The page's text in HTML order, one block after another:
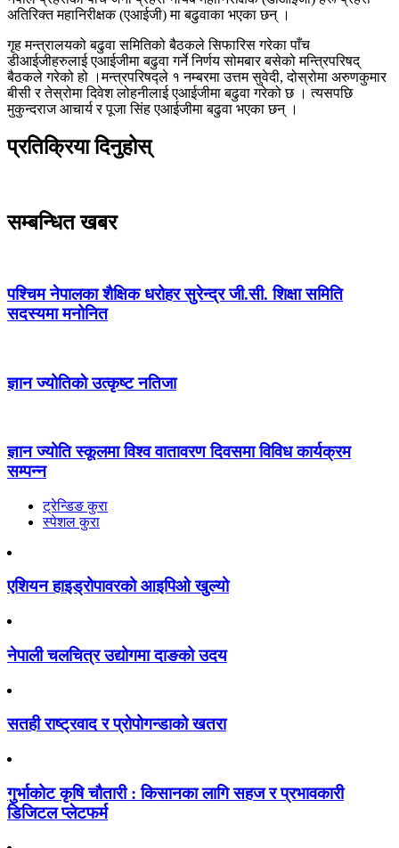
अतिरिक्त महानिरीक्षक (एआईजी) मा बढुवाका भएका छन् ।
गृह मन्त्रालयको बढुवा समितिको बैठकले सिफारिस गरेका पाँच
डीआईजीहरुलाई एआईजीमा बढुवा गर्ने निर्णय सोमबार बसेको मन्त्रिपरिषद्
बैठकले गरेको हो ।मन्त्रपरिषद्ले १ नम्बरमा उत्तम सुवेदी, दोस्रोमा अरुणकुमार
बीसी र तेस्रोमा दिवेश लोहनीलाई एआईजीमा बढुवा गरेको छ । त्यसपछि
मुकुन्दराज आचार्य र पूजा सिंह एआईजीमा बढुवा भएका छन् ।
प्रतिक्रिया दिनुहोस्
सम्बन्धित खबर
पश्चिम नेपालका शैक्षिक धरोहर सुरेन्द्र जी.सी. शिक्षा समिति
सदस्यमा मनोनित
ज्ञान ज्योतिकाे उत्कृष्ट नतिजा
ज्ञान ज्योति स्कूलमा विश्व वातावरण दिवसमा विविध कार्यक्रम
सम्पन्न
ट्रेन्डिङ कुरा
स्पेशल कुरा
एशियन हाइड्रोपावरको आइपिओ खुल्यो
नेपाली चलचित्र उद्योगमा दाङको उदय
सतही राष्ट्रवाद र प्रोपोगन्डाको खतरा
गुर्भाकोट कृषि चौतारी : किसानका लागि सहज र प्रभावकारी
डिजिटल प्लेटफर्म